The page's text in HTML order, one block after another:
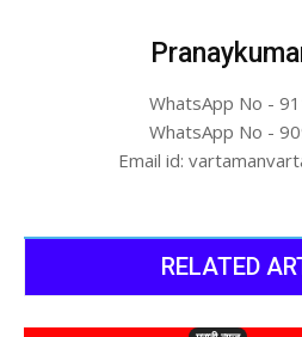
WhatsApp No -
WhatsApp No -
Email id:
RELATED